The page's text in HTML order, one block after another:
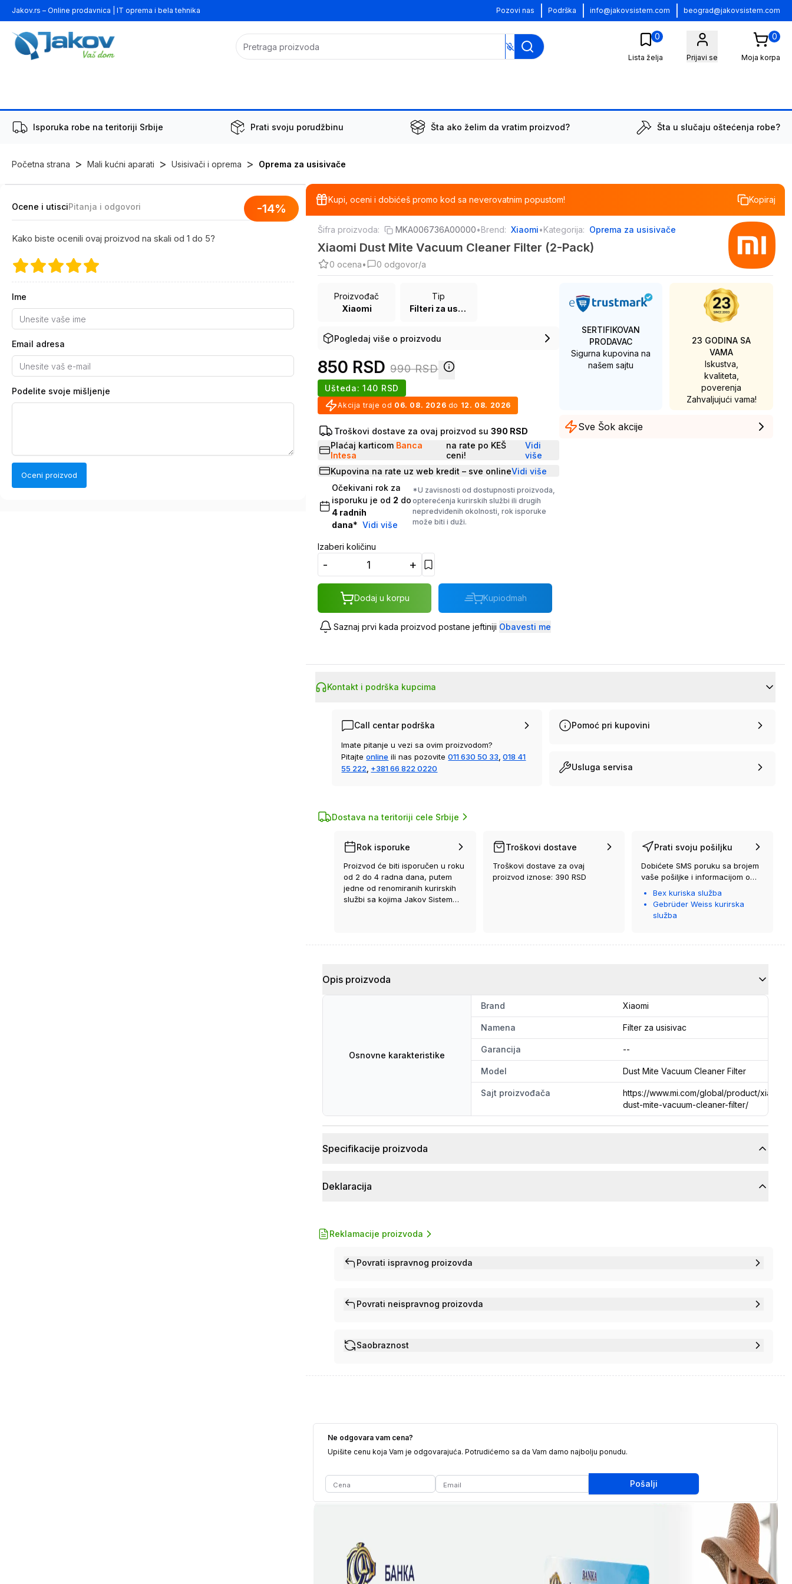
Jakov.rs – Online prodavnica | IT oprema i bela tehnika Pozovi nas Podrška info@jakovsistem.com beograd@jakovsistem.com
0
Lista želja Prijavi se
0
Moja korpa
Isporuka robe na teritoriji Srbije Prati svoju porudžbinu Šta ako želim da vratim proizvod? Šta u slučaju oštećenja robe?
Početna strana > Mali kućni aparati > Usisivači i oprema > Oprema za usisivače
-14%
Ocene i utisciPitanja i odgovori
Kako biste ocenili ovaj proizvod na skali od 1 do 5?
Ime
Email adresa
Podelite svoje mišljenje
Oceni proizvod
Kupi, oceni i dobićeš promo kod sa neverovatnim popustom! Kopiraj
Šifra proizvoda: MKA006736A00000•Brend: Xiaomi•Kategorija: Oprema za usisivače
Xiaomi Dust Mite Vacuum Cleaner Filter (2-Pack)
0 ocena• 0 odgovor/a
Proizvođač
Xiaomi
Tip
Filteri za usisivače
Pogledaj više o proizvodu
850 RSD 990RSD
Ušteda: 140 RSD
Akcija traje od 06. 08. 2026 do 12. 08. 2026
Troškovi dostave za ovaj proizvod su 390 RSD
Plaćaj karticom Banca
Intesa
na rate po KEŠ
ceni!
Vidi
više
Kupovina na rate uz web kredit – sve onlineVidi više
Očekivani rok za
isporuku je od 2 do
4 radnih
dana* Vidi više
*U zavisnosti od dostupnosti proizvoda,
opterećenja kurirskih službi ili drugih
nepredviđenih okolnosti, rok isporuke
može biti i duži.
Izaberi količinu
- +
Dodaj u korpu Kupiodmah
Saznaj prvi kada proizvod postane jeftiniji Obavesti me
SERTIFIKOVAN
PRODAVAC
Sigurna kupovina na
našem sajtu
23 GODINA SA
VAMA
Iskustva,
kvaliteta,
poverenja
Zahvaljujući vama!
Sve Šok akcije
Kontakt i podrška kupcima
Call centar podrška
Imate pitanje u vezi sa ovim proizvodom?
Pitajte online ili nas pozovite 011 630 50 33 018 41
55 222 +381 66 822 0220
Pomoć pri kupovini
Usluga servisa
Dostava na teritoriji cele Srbije
Rok isporuke
Proizvod će biti isporučen u roku
od 2 do 4 radna dana, putem
jedne od renomiranih kurirskih
službi sa kojima Jakov Sistem
Troškovi dostave
Troškovi dostave za ovaj
proizvod iznose: 390 RSD
Prati svoju pošiljku
Dobićete SMS poruku sa brojem
vaše pošiljke i informacijom o
kurirskoj službi koja će vam je
Bex kuriska služba
Gebrüder Weiss kurirska
služba
Opis proizvoda
Osnovne karakteristike
Brand Xiaomi
Namena Filter za usisivac
Garancija --
Model Dust Mite Vacuum Cleaner Filter
Sajt proizvođača
https://www.mi.com/global/product/xiaomi-
dust-mite-vacuum-cleaner-filter/
Specifikacije proizvoda
Deklaracija
Reklamacije proizvoda
Povrati ispravnog proizovda
Povrati neispravnog proizovda
Saobraznost
Ne odgovara vam cena?
Upišite cenu koja Vam je odgovarajuća. Potrudićemo sa da Vam damo najbolju ponudu.
Pošalji